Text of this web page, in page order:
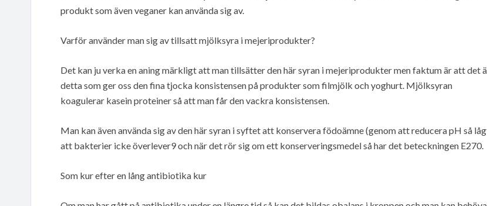
produkt som även veganer kan använda sig av.
Varför använder man sig av tillsatt mjölksyra i mejeriprodukter?
Det kan ju verka en aning märkligt att man tillsätter den här syran i mejeriprodukter men faktum är att det
detta som ger oss den fina tjocka konsistensen på produkter som filmjölk och yoghurt. Mjölksyran
koagulerar kasein proteiner så att man får den vackra konsistensen.
Man kan även använda sig av den här syran i syftet att konservera födoämne (genom att reducera pH så
att bakterier icke överlever9 och när det rör sig om ett konserveringsmedel så har det beteckningen E270.
Som kur efter en lång antibiotika kur